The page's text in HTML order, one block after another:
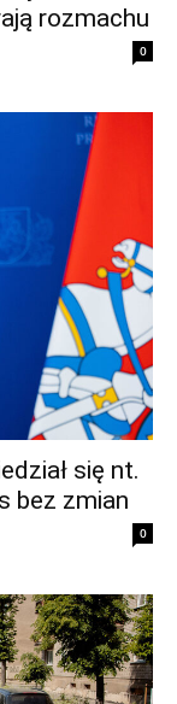
rozmachu
0
się nt.
bez zmian
0